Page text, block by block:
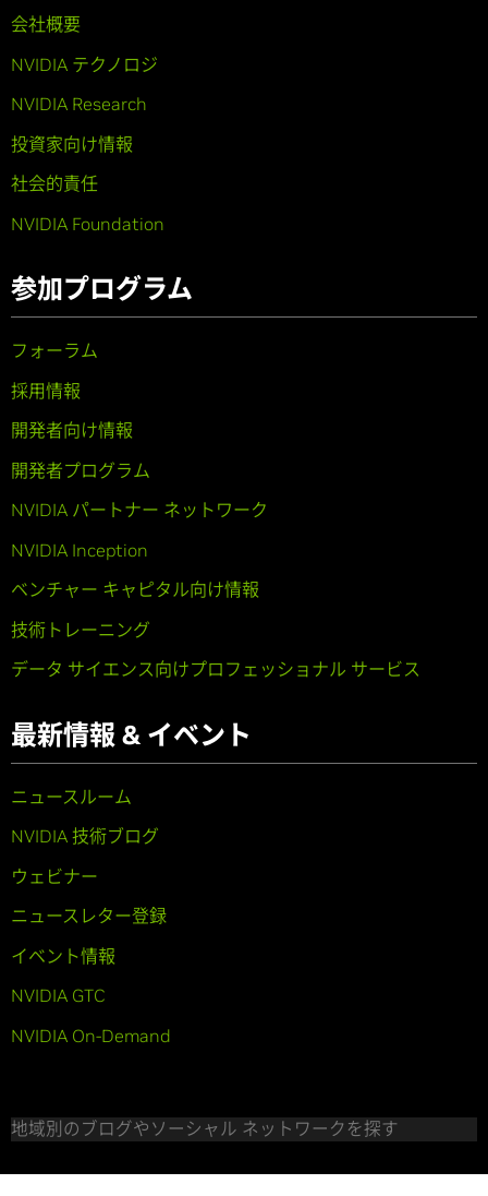
会社概要
NVIDIA テクノロジ
NVIDIA Research
投資家向け情報
社会的責任
NVIDIA Foundation
参加プログラム
フォーラム
採用情報
開発者向け情報
開発者プログラム
NVIDIA パートナー ネットワーク
NVIDIA Inception
ベンチャー キャピタル向け情報
技術トレーニング
データ サイエンス向けプロフェッショナル サービス
最新情報 & イベント
ニュースルーム
NVIDIA 技術ブログ
ウェビナー
ニュースレター登録
イベント情報
NVIDIA GTC
NVIDIA On-Demand
地域別のブログやソーシャル ネットワークを探す